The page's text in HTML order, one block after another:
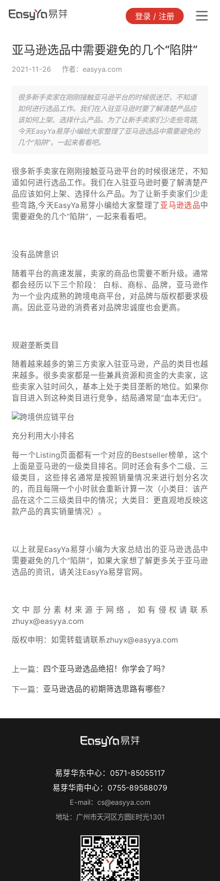
登录 / 注册
亚马逊选品中需要避免的几个“陷阱”
2021-11-26 作者：easyya.com
很多新手卖家在刚刚接触亚马逊平台的时候很迷茫，不知道
如何进行选品工作。我们在入驻亚马逊时要了解清楚产品应
该如何上架、选择什么产品。为了让新手卖家们少走些弯路,
今天EasyYa易芽小编给大家整理了亚马逊选品中需要避免的
几个“陷阱”，一起来看看吧。
很多新手卖家在刚刚接触亚马逊平台的时候很迷茫，不知
道如何进行选品工作。我们在入驻亚马逊时要了解清楚产
品应该如何上架、选择什么产品。为了让新手卖家们少走
些弯路,今天EasyYa易芽小编给大家整理了亚马逊选品中
需要避免的几个“陷阱”，一起来看看吧。
没有品牌意识
随着平台的高速发展，卖家的商品也需要不断升级。通常
都会经历以下三个阶段： 白标、商标、品牌，亚马逊作
为一个业内成熟的跨境电商平台，对品牌与版权都要求极
高。因此亚马逊的消费者对品牌忠诚度也会更高。
规避垄断类目
随着越来越多的第三方卖家入驻亚马逊，产品的类目也越
来越多。很多卖家都是一些兼具资源和资金的大卖家，这
些卖家入驻时间久，基本上处于类目垄断的地位。如果你
盲目进入到这种类目进行竞争，结局通常是“血本无归”。
充分利用大小排名
每一个Listing页面都有一个对应的Bestseller榜单，这个
上面是亚马逊的一级类目排名。同时还会有多个二级、三
级类目，这些排名通常是按照销量情况来进行划分名次
的，而且每隔一个小时就会重新计算一次（小类目：该产
品在这个二三级类目中的情况；大类目：更直观地反映这
款产品的真实销量情况）。
以上就是EasyYa易芽小编为大家总结出的亚马逊选品中
需要避免的几个“陷阱”，如果大家想了解更多关于亚马逊
选品的资讯，请关注EasyYa易芽官网。
文中部分素材来源于网络，如有侵权请联系
zhuyx@easyya.com
版权申明：如需转载请联系zhuyx@easyya.com
上一篇： 四个亚马逊选品绝招！你学会了吗？
下一篇： 亚马逊选品的初期筛选思路有哪些？
易芽华东中心：0571-85055117
易芽华南中心：0755-89588079
E-mail：cs@easyya.com
地址：广州市天河区方圆E时光1301